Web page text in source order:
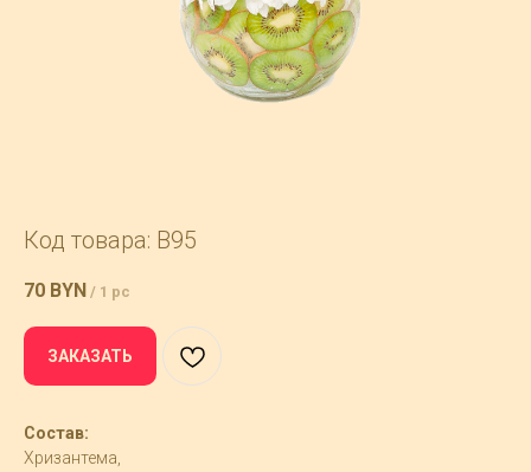
Код товара: B95
70 BYN / 1 pc
ЗАКАЗАТЬ
Состав:
Хризантема,